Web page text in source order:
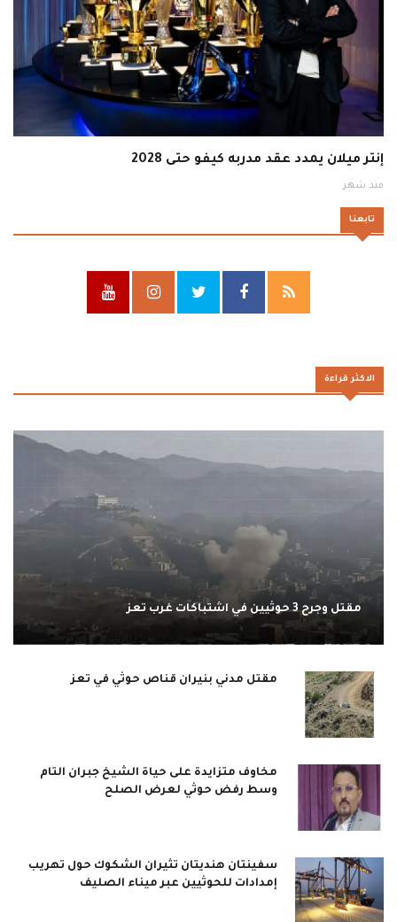
إنتر ميلان يمدد عقد مدربه كيفو حتى 2028
منذ شهر
تابعنا
الاكثر قراءة
مقتل وجرح 3 حوثيين في اشتباكات غرب تعز
مقتل مدني بنيران قناص حوثي في تعز
مخاوف متزايدة على حياة الشيخ جبران التام
وسط رفض حوثي لعرض الصلح
سفينتان هنديتان تثيران الشكوك حول تهريب
إمدادات للحوثيين عبر ميناء الصليف